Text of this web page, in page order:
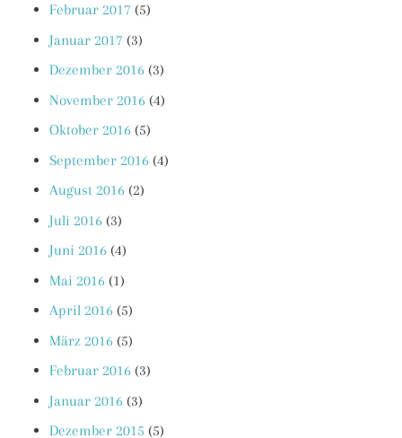
Februar 2017 (5)
Januar 2017 (3)
Dezember 2016 (3)
November 2016 (4)
Oktober 2016 (5)
September 2016 (4)
August 2016 (2)
Juli 2016 (3)
Juni 2016 (4)
Mai 2016 (1)
April 2016 (5)
März 2016 (5)
Februar 2016 (3)
Januar 2016 (3)
Dezember 2015 (5)